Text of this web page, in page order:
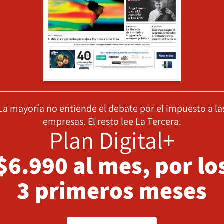
mayoría no entiende el debate por el impuesto a
empresas. El resto lee La Tercera.
Plan Digital+
al mes, por
3 primeros meses